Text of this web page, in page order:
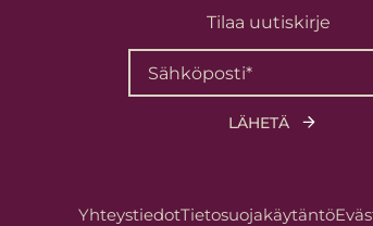
Tilaa uutiskirje
YhteystiedotTietosuojakäytäntö